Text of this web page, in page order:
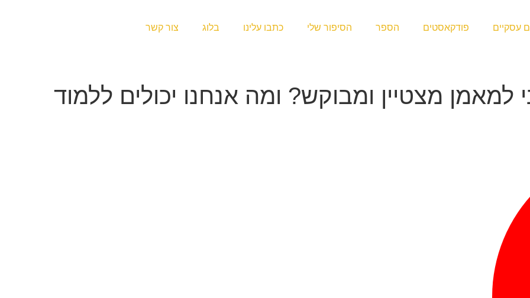
עסקיים פודקאסטים הספר הסיפור שלי כתבו עלינו בלוג צור קשר
למאמן מצטיין ומבוקש? ומה אנחנו יכולים ללמוד